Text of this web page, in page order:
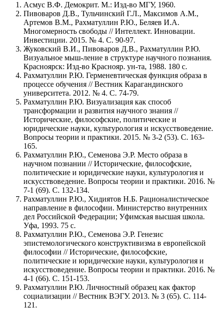
Асмус В.Ф. Демокрит. М.: Изд-во МГУ, 1960.
Пивоваров Д.В., Тульчинский Г.Л., Максимов А.М.,
Артемов В.М., Рахматуллин Р.Ю., Беляев И.А.
Многомерность свободы // Интеллект. Инновации.
Инвестиции. 2015. № 4. С. 90-97.
Жуковский В.И., Пивоваров Д.В., Рахматуллин Р.Ю.
Визуальное мыш-ление в структуре научного познания.
Красноярск: Изд-во Краснояр. ун-та, 1988. 180 с.
Рахматуллин Р.Ю. Герменевтическая функция образа в
процессе обучения // Вестник Карагандинского
университета. 2012. № 4. С. 74-79.
Рахматуллин Р.Ю. Визуализация как способ
трансформации и развития научного знания //
Исторические, философские, политические и
юридические науки, культурология и искусствоведение.
Вопросы теории и практики. 2015. № 3-2 (53). С. 163-
165.
Рахматуллин Р.Ю., Семенова Э.Р. Место образа в
научном познании // Исторические, философские,
политические и юридические науки, культурология и
искусствоведение. Вопросы теории и практики. 2016. №
7-1 (69). С. 132-134.
Рахматуллин Р.Ю., Хидиятов Н.Б. Рационалистическое
направление в философии. Министерство внутренних
дел Российской Федерации; Уфимская высшая школа.
Уфа, 1993. 75 с.
Рахматуллин Р.Ю., Семенова Э.Р. Генезис
эпистемологического конструктивизма в европейской
философии // Исторические, философские,
политические и юридические науки, культурология и
искусствоведение. Вопросы теории и практики. 2016. №
4-1 (66). С. 151-153.
Рахматуллин Р.Ю. Личностный образец как фактор
социализации // Вестник ВЭГУ. 2013. № 3 (65). С. 114-
121.